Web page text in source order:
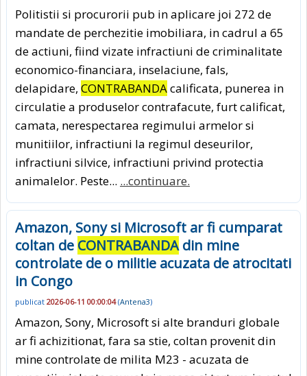
Politistii si procurorii pub in aplicare joi 272 de
mandate de perchezitie imobiliara, in cadrul a 65
de actiuni, fiind vizate infractiuni de criminalitate
economico-financiara, inselaciune, fals,
delapidare, CONTRABANDAcalificata, punerea in
circulatie a produselor contrafacute, furt calificat,
camata, nerespectarea regimului armelor si
munitiilor, infractiuni la regimul deseurilor,
infractiuni silvice, infractiuni privind protectia
animalelor. Peste... ...continuare.
Amazon, Sony si Microsoft ar fi cumparat
coltan de CONTRABANDAdin mine
controlate de o militie acuzata de atrocitati
in Congo
publicat 2026-06-11 00:00:04(Antena3)
Amazon, Sony, Microsoft si alte branduri globale
ar fi achizitionat, fara sa stie, coltan provenit din
mine controlate de milita M23 - acuzata de